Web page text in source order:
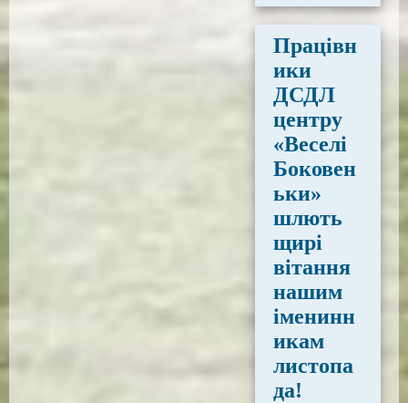
Працівн
ики
ДСДЛ
центру
«Веселі
Боковен
ьки»
шлють
щирі
вітання
нашим
іменинн
икам
листопа
да!